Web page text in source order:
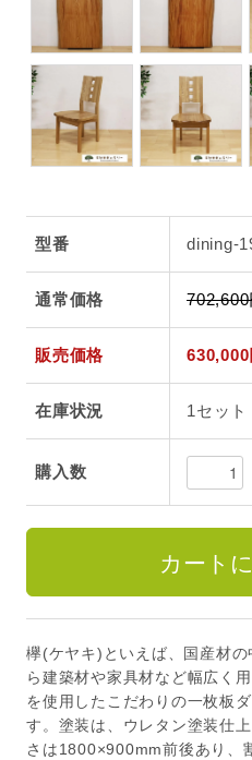
型番 dining-
通常価格
販売価格
在庫状況 1セット
購入数
欅(ケヤキ)といえば、国産材
ら建築材や家具材など幅広く
を使用したこだわりの一枚板
す。塗装は、ウレタン塗装仕
さは1800×900mm前後あり、